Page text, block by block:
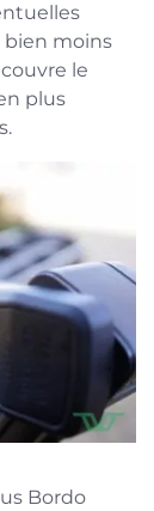
bien moins
le
plus
Bordo